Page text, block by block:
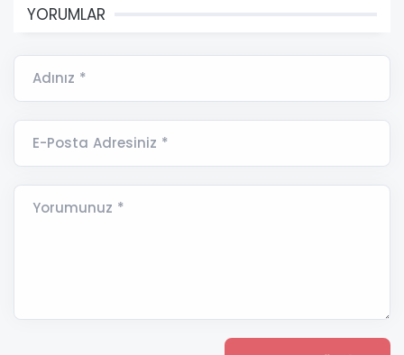
YORUMLAR
Adınız *
E-Posta Adresiniz *
Yorumunuz *